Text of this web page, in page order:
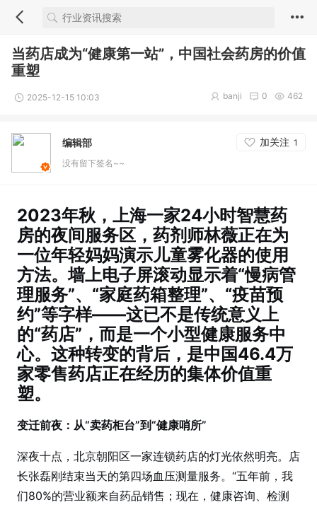
当药店成为“健康第一站”，中国社会药房的价值
重塑
2025-12-15 10:03 462
0
banji
编辑部 加关注 1
没有留下签名~~
2023年秋，上海一家24小时智慧药
房的夜间服务区，药剂师林薇正在为
一位年轻妈妈演示儿童雾化器的使用
方法。墙上电子屏滚动显示着“慢病管
理服务”、“家庭药箱整理”、“疫苗预
约”等字样——这已不是传统意义上
的“药店”，而是一个小型健康服务中
心。这种转变的背后，是中国46.4万
家零售药店正在经历的集体价值重
塑。
变迁前夜：从“卖药柜台”到“健康哨所”
深夜十点，北京朝阳区一家连锁药店的灯光依然明亮。店
长张磊刚结束当天的第四场血压测量服务。“五年前，我
们80%的营业额来自药品销售；现在，健康咨询、检测